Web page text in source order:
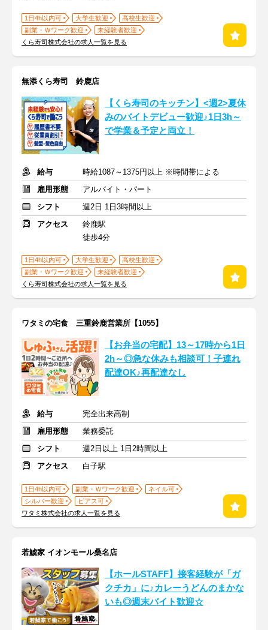
1日4h以内可 大学生歓迎
高校生歓迎
副業・Ｗワーク歓迎
未経験者歓迎
くら寿司株式会社の求人一覧を見る
無添くら寿司 鈴鹿店
【くら寿司のキッチン】<週2>夏休
みのバイトデビュー歓迎♪1日3h～
で学業＆予定と両立！
給与
時給1087～1375円以上 ※時間帯による
雇用形態
アルバイト・パート
シフト
週2日 1日3時間以上
アクセス
鈴鹿駅
徒歩4分
1日4h以内可 大学生歓迎
高校生歓迎
副業・Ｗワーク歓迎
未経験者歓迎
くら寿司株式会社の求人一覧を見る
ワタミの宅食 三重鈴鹿営業所【1055】
【お弁当の宅配】13～17時から1日
2h～◎急な休みも相談可！子連れ
配達OK♪再配達なし
給与
完全出来高制
雇用形態
業務委託
シフト
週2日以上 1日2時間以上
アクセス
白子駅
1日4h以内可 副業・Ｗワーク歓迎
ネイル可
シルバー歓迎
ピアス可
ワタミ株式会社の求人一覧を見る
若鯱家 イオンモール桑名店
【ホールSTAFF】接客経験が「ガ
クチカ」に♪カレーうどんのまかな
いも◎週末バイト歓迎☆